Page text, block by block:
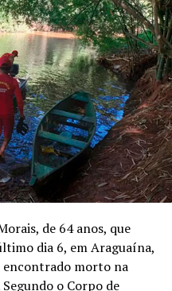
de 64 anos, que
dia 6, em Araguaína,
encontrado morto na
o Corpo de